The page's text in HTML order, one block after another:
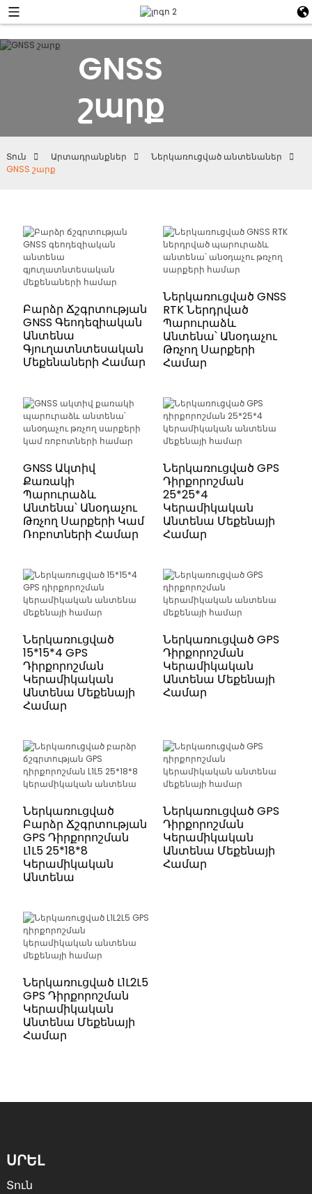
GNSS
շարք
Տուն Արտադրանքներ
Ներկառուցված անտենաներ
GNSS շարք
Բարձր Ճշգրտության
GNSS Գեոդեզիական
Անտենա
Գյուղատնտեսական
Մեքենաների Համար
Ներկառուցված GNSS
RTK Ներդրված
Պարուրաձև
Անտենա՝ Անօդաչու
Թռչող Սարքերի
Համար
GNSS Ակտիվ
Քառակի
Պարուրաձև
Անտենա՝ Անօդաչու
Թռչող Սարքերի Կամ
Ռոբոտների Համար
Ներկառուցված GPS
Դիրքորոշման
25*25*4
Կերամիկական
Անտենա Մեքենայի
Համար
Ներկառուցված
15*15*4 GPS
Դիրքորոշման
Կերամիկական
Անտենա Մեքենայի
Համար
Ներկառուցված GPS
Դիրքորոշման
Կերամիկական
Անտենա Մեքենայի
Համար
Ներկառուցված
Բարձր Ճշգրտության
GPS Դիրքորոշման
L1L5 25*18*8
Կերամիկական
Անտենա
Ներկառուցված GPS
Դիրքորոշման
Կերամիկական
Անտենա Մեքենայի
Համար
Ներկառուցված L1L2L5
GPS Դիրքորոշման
Կերամիկական
Անտենա Մեքենայի
Համար
ՍՐԵԼ
Տուն